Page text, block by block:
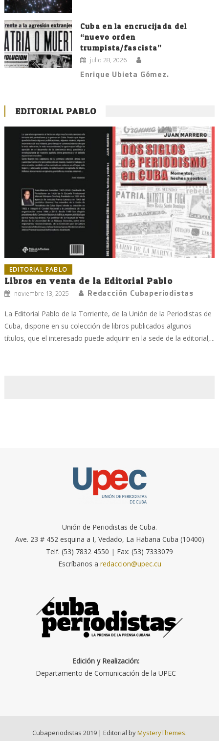
Cuba en la encrucijada del
“nuevo orden
trumpista/fascista”
julio 28, 2026
Enrique Ubieta Gómez.
EDITORIAL PABLO
EDITORIAL PABLO
Libros en venta de la Editorial Pablo
noviembre 13, 2025 Redacción Cubaperiodistas
La Editorial Pablo de la Torriente, de la Unión de la Periodistas de
Cuba, dispone en su colección de libros publicados algunos
títulos, que el interesado puede adquirir en la sede de la editorial,...
Unión de Periodistas de Cuba.
Ave. 23 # 452 esquina a I, Vedado, La Habana Cuba (10400)
Telf. (53) 7832 4550 | Fax: (53) 7333079
Escríbanos a redaccion@upec.cu
Edición y Realización:
Departamento de Comunicación de la UPEC
Cubaperiodistas 2019 | Editorial byMysteryThemes.